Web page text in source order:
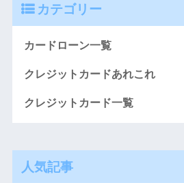
カテゴリー
カードローン一覧
クレジットカードあれこれ
クレジットカード一覧
人気記事